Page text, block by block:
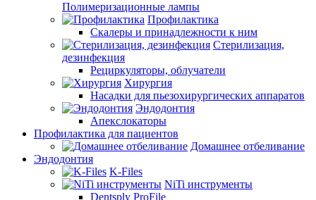
Полимеризационные лампы
Профилактика
Скалеры и принадлежности к ним
Стерилизация,
дезинфекция
Рециркуляторы, облучатели
Хирургия
Насадки для пьезохирургических аппаратов
Эндодонтия
Апекслокаторы
Профилактика для пациентов
Домашнее отбеливание
Эндодонтия
K-Files
NiTi инструменты
Dentsply ProFile